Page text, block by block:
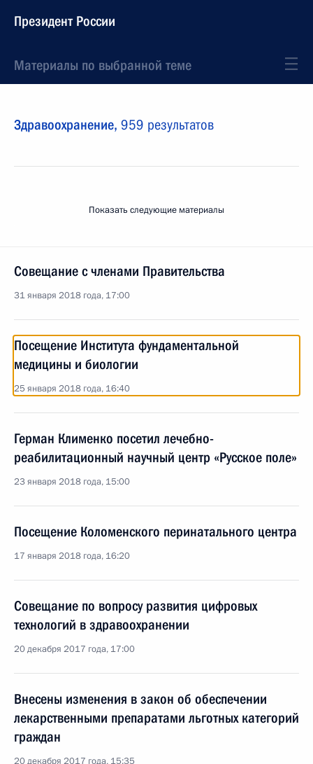
Президент России
Материалы по выбранной теме
Здравоохранение, 959 результатов
Показать следующие материалы
Совещание с членами Правительства
31 января 2018 года, 17:00
Посещение Института фундаментальной
медицины и биологии
25 января 2018 года, 16:40
Герман Клименко посетил лечебно-
реабилитационный научный центр «Русское поле»
23 января 2018 года, 15:00
Посещение Коломенского перинатального центра
17 января 2018 года, 16:20
Совещание по вопросу развития цифровых
технологий в здравоохранении
20 декабря 2017 года, 17:00
Внесены изменения в закон об обеспечении
лекарственными препаратами льготных категорий
граждан
20 декабря 2017 года, 15:35